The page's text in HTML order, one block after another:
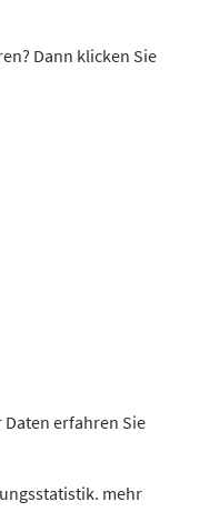
Dann klicken Sie
erfahren Sie
mehr